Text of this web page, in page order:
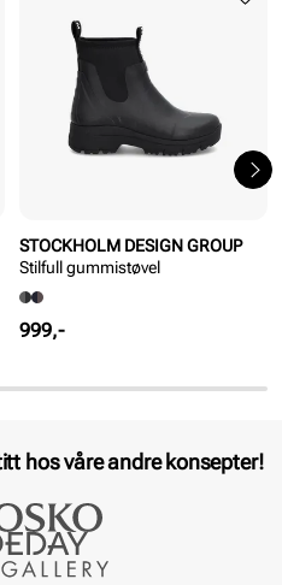
STOCKHOLM DESIGN GROUP
Stilfull gummistøvel
Pris
999,-
hos våre andre konsepter!